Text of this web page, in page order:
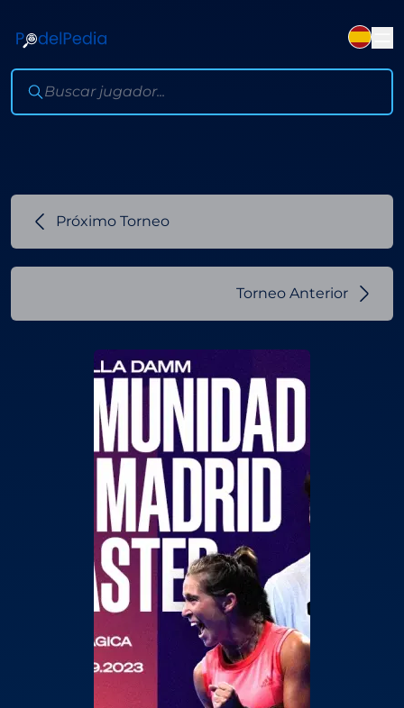
Próximo Torneo
Torneo Anterior